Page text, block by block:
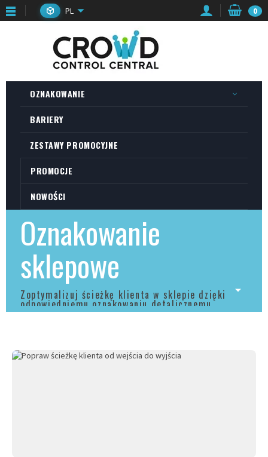
PL 0
OZNAKOWANIE
BARIERY
ZESTAWY PROMOCYJNE
PROMOCJE
NOWOŚCI
Oznakowanie
sklepowe
Zoptymalizuj ścieżkę klienta w sklepie dzięki
odpowiedniemu oznakowaniu detalicznemu.